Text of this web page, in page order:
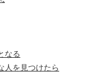
なる
人を見つけたら